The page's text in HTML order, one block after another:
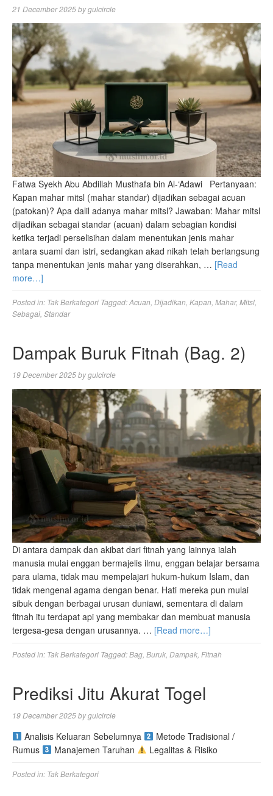
21 December 2025bygulcircle
Fatwa Syekh Abu Abdillah Musthafa bin Al-‘Adawi Pertanyaan:
Kapan mahar mitsl (mahar standar) dijadikan sebagai acuan
(patokan)? Apa dalil adanya mahar mitsl? Jawaban: Mahar mitsl
dijadikan sebagai standar (acuan) dalam sebagian kondisi
ketika terjadi perselisihan dalam menentukan jenis mahar
antara suami dan istri, sedangkan akad nikah telah berlangsung
tanpa menentukan jenis mahar yang diserahkan, … [Read
more…]
Posted in: Tak Berkategori Tagged:Acuan Dijadikan Kapan Mahar, Mitsl
Sebagai Standar
Dampak Buruk Fitnah (Bag. 2)
19 December 2025bygulcircle
Di antara dampak dan akibat dari fitnah yang lainnya ialah
manusia mulai enggan bermajelis ilmu, enggan belajar bersama
para ulama, tidak mau mempelajari hukum-hukum Islam, dan
tidak mengenal agama dengan benar. Hati mereka pun mulai
sibuk dengan berbagai urusan duniawi, sementara di dalam
fitnah itu terdapat api yang membakar dan membuat manusia
tergesa-gesa dengan urusannya. … [Read more…]
Posted in: Tak Berkategori Tagged:Bag Buruk Dampak Fitnah
Prediksi Jitu Akurat Togel
19 December 2025bygulcircle
Analisis Keluaran Sebelumnya
Metode Tradisional /
Rumus
Manajemen Taruhan Legalitas & Risiko
Posted in: Tak Berkategori